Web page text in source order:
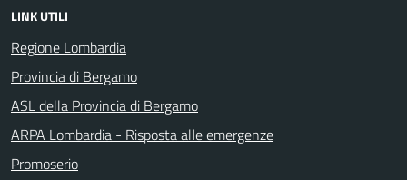
LINK UTILI
Regione Lombardia
Provincia di Bergamo
ASL della Provincia di Bergamo
ARPA Lombardia - Risposta alle emergenze
Promoserio